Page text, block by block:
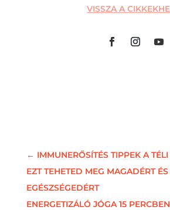
VISSZA A
← IMMUNERŐSÍTÉS TIPPEK A
EZT TEHETED MEG MAGADÉRT
EGÉSZSÉGEDÉRT
ENERGETIZÁLÓ JÓGA 15